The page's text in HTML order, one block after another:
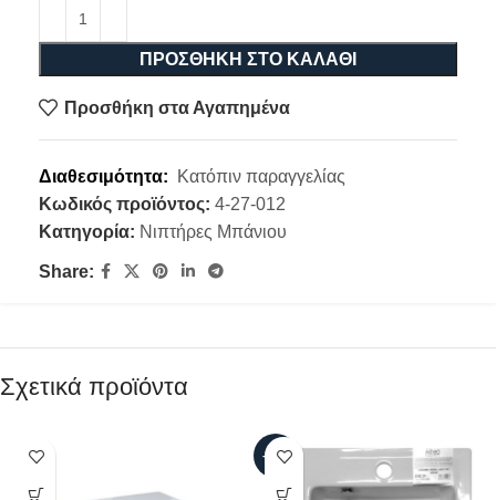
ΠΡΟΣΘΉΚΗ ΣΤΟ ΚΑΛΆΘΙ
Προσθήκη στα Αγαπημένα
Διαθεσιμότητα:
Κατόπιν παραγγελίας
Κωδικός προϊόντος: 4-27-012
Κατηγορία: Νιπτήρες Μπάνιου
Share:
Σχετικά προϊόντα
-60%